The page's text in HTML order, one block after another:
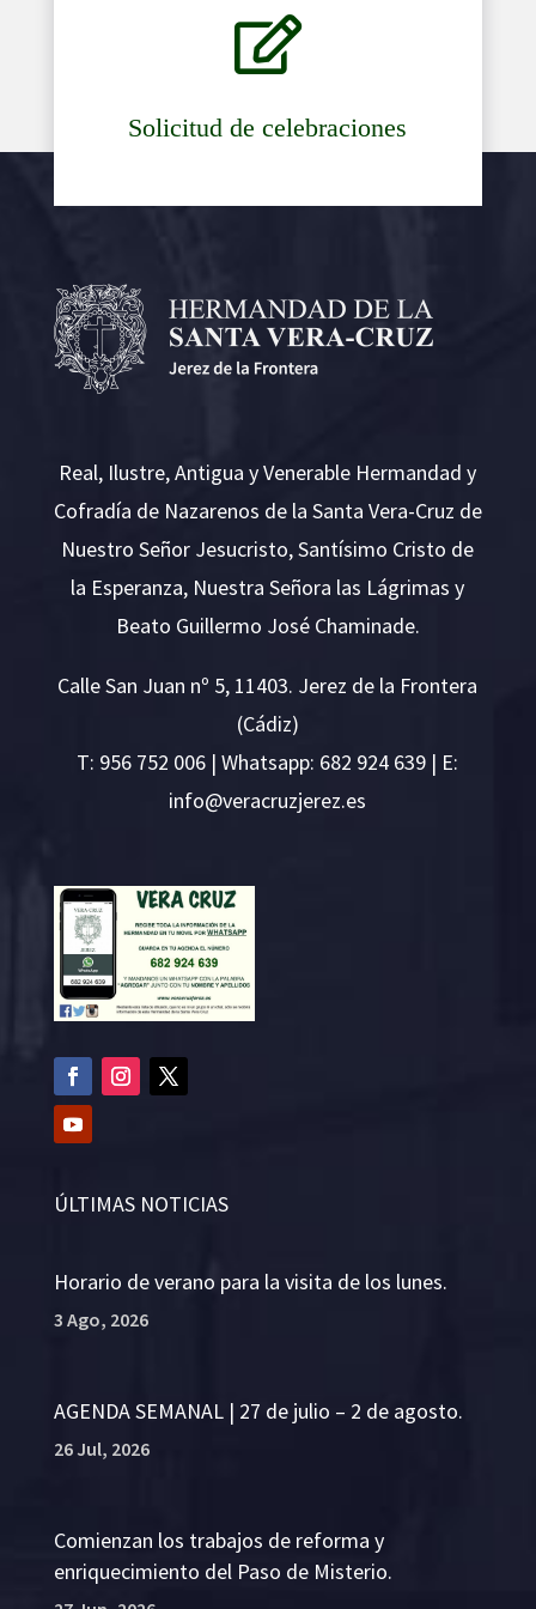

Solicitud de celebraciones
Real, Ilustre, Antigua y Venerable Hermandad y
Cofradía de Nazarenos de la Santa Vera-Cruz de
Nuestro Señor Jesucristo, Santísimo Cristo de
la Esperanza, Nuestra Señora las Lágrimas y
Beato Guillermo José Chaminade.
Calle San Juan nº 5, 11403. Jerez de la Frontera
(Cádiz)
T: 956 752 006 | Whatsapp: 682 924 639 | E:
se.ze
rejzu
rcare
v@ofn
i
ÚLTIMAS NOTICIAS
Horario de verano para la visita de los lunes.
3 Ago, 2026
AGENDA SEMANAL | 27 de julio – 2 de agosto.
26 Jul, 2026
Comienzan los trabajos de reforma y
enriquecimiento del Paso de Misterio.